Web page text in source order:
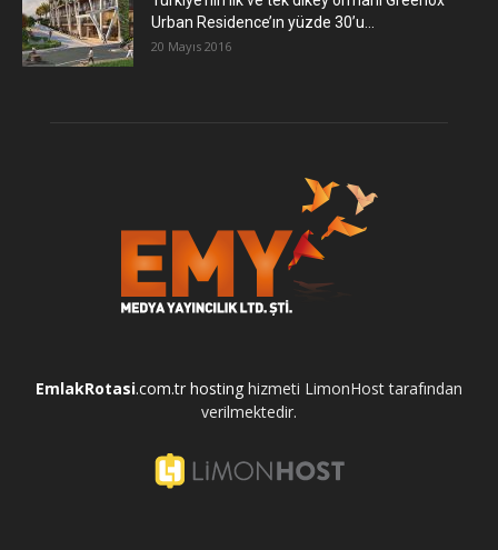
Urban Residence’ın yüzde 30’u...
20 Mayıs 2016
EmlakRotasi.com.tr hosting hizmeti LimonHost tarafından
verilmektedir.